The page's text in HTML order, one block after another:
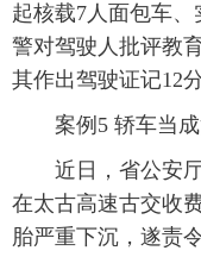
起核载7人面包车
警对驾驶人批评教
其作出驾驶证记12
案例5 轿车当成
近日，省公安厅
在太古高速古交收
胎严重下沉，遂责